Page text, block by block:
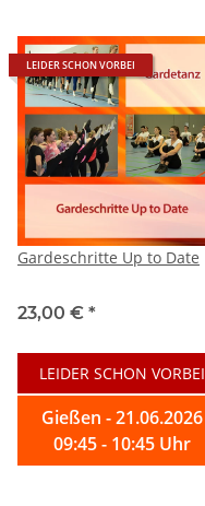
LEIDER SCHON VORBEI
Gardeschritte Up to Date
23,00 € *
LEIDER SCHON VORBEI
Gießen - 21.06.2026
09:45 - 10:45 Uhr